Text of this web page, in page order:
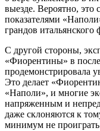
выезде. Вероятно, это
показателями
грандов итальянского
С другой стороны,
«Фиорентины» в
продемонстрировала
Это делает
«Наполи», и многие
напряженным и
даже склоняются к
минимум не проиграть